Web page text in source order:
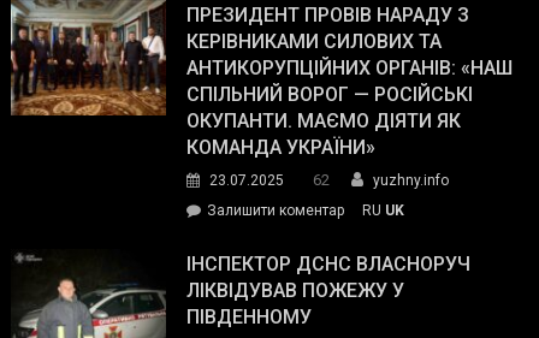
Street
Journal.
Південному
працівникам
ОПЗ
з
матеріального
резерву
гуманітарну
допомогу
ПРЕЗИДЕНТ ПРОВІВ НАРАДУ З
КЕРІВНИКАМИ СИЛОВИХ ТА
АНТИКОРУПЦІЙНИХ ОРГАНІВ: «НАШ
СПІЛЬНИЙ ВОРОГ — РОСІЙСЬКІ
ОКУПАНТИ. МАЄМО ДІЯТИ ЯК
КОМАНДА УКРАЇНИ»
23.07.2025 62
yuzhny.info
Залишити коментарon
провів
нараду
RU UK
ІНСПЕКТОР ДСНС ВЛАСНОРУЧ
ЛІКВІДУВАВ ПОЖЕЖУ У
ПІВДЕННОМУ